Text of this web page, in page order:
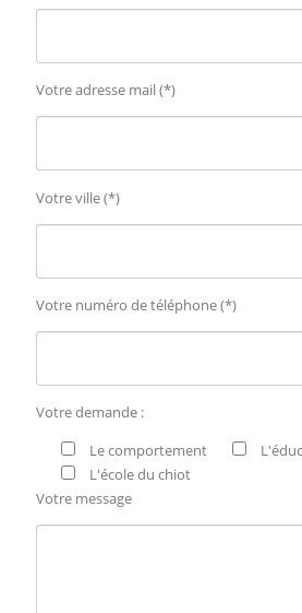
Votre adresse mail (*)
Votre ville (*)
Votre numéro de téléphone (*)
Votre demande :
Le comportement
L'école du chiot
Votre message